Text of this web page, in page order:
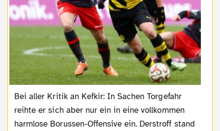
Bei aller Kritik an Kefkir: In Sachen Torgefahr
reihte er sich aber nur ein in eine vollkommen
harmlose Borussen-Offensive ein. Derstroff stand